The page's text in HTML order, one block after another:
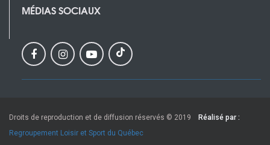
MÉDIAS SOCIAUX
Droits de reproduction et de diffusion réservés © 2019
Réalisé par :
Regroupement Loisir et Sport du Québec